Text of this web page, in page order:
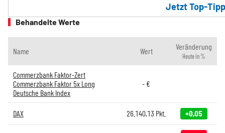
Jetzt Top-
Behandelte Werte
Name Wert Veränderung
Heute in %
Commerzbank Faktor-Zert
Commerzbank Faktor 5x Long
Deutsche Bank Index
- €
DAX 26.140,13 Pkt. +0,05